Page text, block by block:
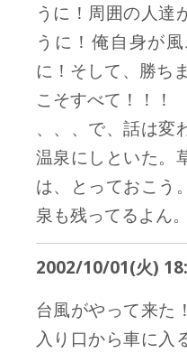
うに！周囲の人達
うに！俺自身が
に！そして、勝ち
こそすべて！！！
、、、で、話は変
温泉にしといた。
は、とっておこう
泉も残ってるよん。
2002/10/01(火)
台風がやって来た
入り口から車に入